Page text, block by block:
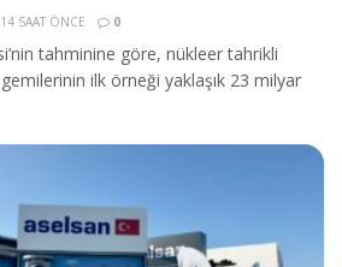
14 SAAT ÖNCE 0
tahminine göre, nükleer tahrikli
gemilerinin ilk örneği yaklaşık 23 milyar